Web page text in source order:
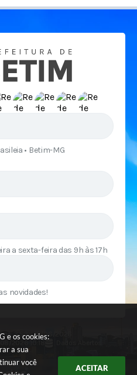
e os cookies:
a sua
você
ACEITAR
• Betim-MG
a sexta-feira das 9h às 17h
novidades!
3.5.3 - 19/06/2026